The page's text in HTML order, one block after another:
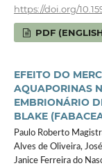
https://doi.org/
PDF
EFEITO DO
AQUAPORINAS
EMBRIONÁRIO
BLAKE
Paulo Roberto
Alves de Oliveira,
Janice Ferreira do